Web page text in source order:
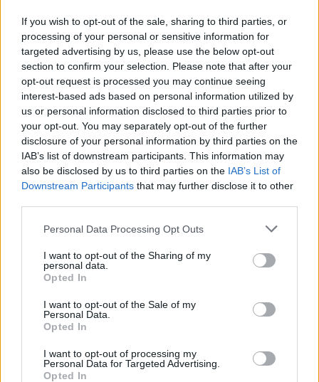
If you wish to opt-out of the sale, sharing to third parties, or
processing of your personal or sensitive information for
targeted advertising by us, please use the below opt-out
section to confirm your selection. Please note that after your
opt-out request is processed you may continue seeing
interest-based ads based on personal information utilized by
us or personal information disclosed to third parties prior to
your opt-out. You may separately opt-out of the further
disclosure of your personal information by third parties on the
IAB’s list of downstream participants. This information may
also be disclosed by us to third parties on the IAB’s List of
Downstream Participants that may further disclose it to other
Personal Data Processing Opt Outs
I want to opt-out of the Sharing of my
personal data.
Opted In
I want to opt-out of the Sale of my
Personal Data.
Opted In
I want to opt-out of processing my
Personal Data for Targeted Advertising.
Opted In
https://www.petit-fichier.fr/2017/05/02/calendrier-des-matchs-
de-la-phase-de-poule-2016-2017/
Copier
Partager le fichier Calendrier des
matchs de la phase de poule
2016-2017.pdf sur le Web et les
réseaux sociaux:
Télécharger le fichier Calendrier
des matchs de la phase de poul
e 2016-2017.pdf